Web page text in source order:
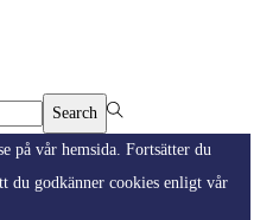
Search
på vår hemsida. Fortsätter du
du godkänner cookies enligt vår